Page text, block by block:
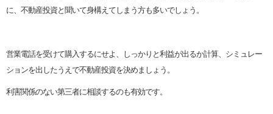
に、不動産投資と聞いて身構えてしまう方も多いでしょう。
営業電話を受けて購入するにせよ、しっかりと利益が出るか計算、シミュレー
ションを出したうえで不動産投資を決めましょう。
利害関係のない第三者に相談するのも有効です。